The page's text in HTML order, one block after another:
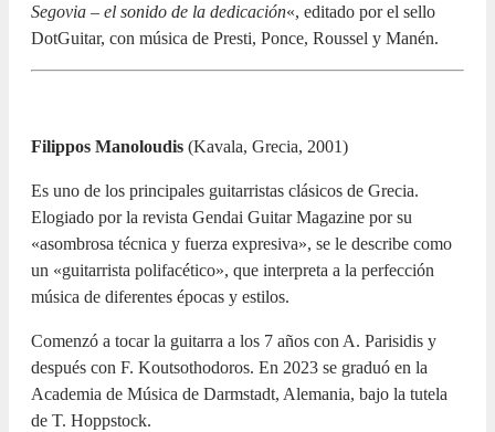
Segovia – el sonido de la dedicación«, editado por el sello
DotGuitar, con música de Presti, Ponce, Roussel y Manén.
Filippos Manoloudis (Kavala, Grecia, 2001)
Es uno de los principales guitarristas clásicos de Grecia.
Elogiado por la revista Gendai Guitar Magazine por su
«asombrosa técnica y fuerza expresiva», se le describe como
un «guitarrista polifacético», que interpreta a la perfección
música de diferentes épocas y estilos.
Comenzó a tocar la guitarra a los 7 años con A. Parisidis y
después con F. Koutsothodoros. En 2023 se graduó en la
Academia de Música de Darmstadt, Alemania, bajo la tutela
de T. Hoppstock.